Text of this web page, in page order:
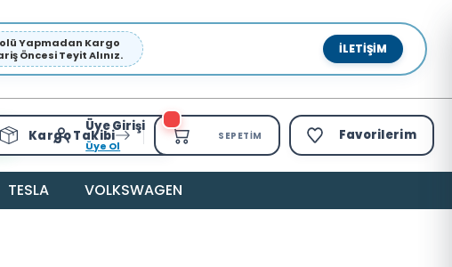
Yapmadan Kargo
Öncesi Teyit Alınız.
İLETIŞIM
Kargo Takibi
Üye Girişi
Üye Ol
SEPETIM Favorilerim
TESLA VOLKSWAGEN